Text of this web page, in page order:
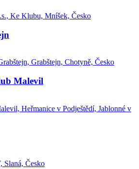
Ke Klubu, Mníšek, Česko
Grabštejn, Chotyně, Česko
Malevil
Heřmanice v Podještědí, Jablonné v
Česko